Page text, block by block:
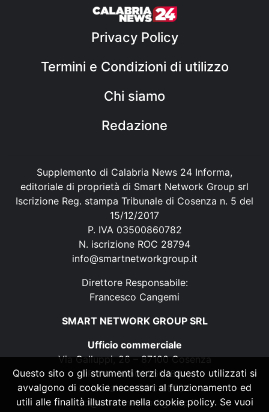
Privacy Policy
Termini e Condizioni di utilizzo
Chi siamo
Redazione
Supplemento di Calabria News 24 Informa,
editoriale di proprietà di Smart Network Group srl
Iscrizione Reg. stampa Tribunale di Cosenza n. 5 del
15/12/2017
P. IVA 03500860782
N. iscrizione ROC 28794
info@smartnetworkgroup.it
Direttore Responsabile:
Francesco Cangemi
SMART NETWORK GROUP SRL
Ufficio commerciale
Via Galluppi, 26 – 87100 Cosenza
P. IVA 03500860782
N. iscrizione ROC 28794
info@smartnetworkgroup.it
Questo sito o gli strumenti terzi da questo utilizzati si
avvalgono di cookie necessari al funzionamento ed
utili alle finalità illustrate nella cookie policy. Se vuoi